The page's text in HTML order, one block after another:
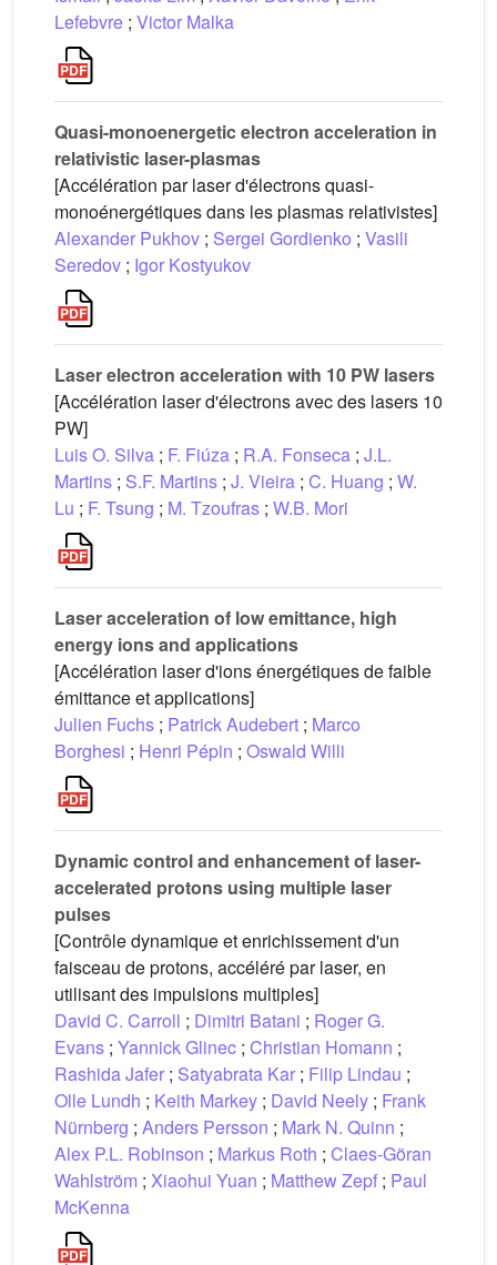
Lefebvre ; Victor Malka
Quasi-monoenergetic electron acceleration in
relativistic laser-plasmas
[Accélération par laser d'électrons quasi-
monoénergétiques dans les plasmas relativistes]
Alexander Pukhov ; Sergei Gordienko ; Vasili
Seredov ; Igor Kostyukov
Laser electron acceleration with 10 PW lasers
[Accélération laser d'électrons avec des lasers 10
PW]
Luis O. Silva ; F. Fiúza ; R.A. Fonseca ; J.L.
Martins ; S.F. Martins ; J. Vieira ; C. Huang ; W.
Lu ; F. Tsung ; M. Tzoufras ; W.B. Mori
Laser acceleration of low emittance, high
energy ions and applications
[Accélération laser d'ions énergétiques de faible
émittance et applications]
Julien Fuchs ; Patrick Audebert ; Marco
Borghesi ; Henri Pépin ; Oswald Willi
Dynamic control and enhancement of laser-
accelerated protons using multiple laser
pulses
[Contrôle dynamique et enrichissement d'un
faisceau de protons, accéléré par laser, en
utilisant des impulsions multiples]
David C. Carroll ; Dimitri Batani ; Roger G.
Evans ; Yannick Glinec ; Christian Homann ;
Rashida Jafer ; Satyabrata Kar ; Filip Lindau ;
Olle Lundh ; Keith Markey ; David Neely ; Frank
Nürnberg ; Anders Persson ; Mark N. Quinn ;
Alex P.L. Robinson ; Markus Roth ; Claes-Göran
Wahlström ; Xiaohui Yuan ; Matthew Zepf ; Paul
McKenna